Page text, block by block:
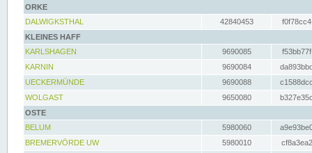
ORKE
DALWIGKSTHAL
42840453
KLEINES HAFF
KARLSHAGEN
9690085
KARNIN
9690084
UECKERMÜNDE
9690088
WOLGAST
9650080
OSTE
BELUM
5980060
BREMERVÖRDE UW
5980010